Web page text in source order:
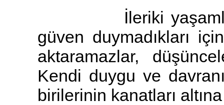
İleriki
güven duymadıkları
aktaramazlar,
Kendi duygu ve
birilerinin kanatları